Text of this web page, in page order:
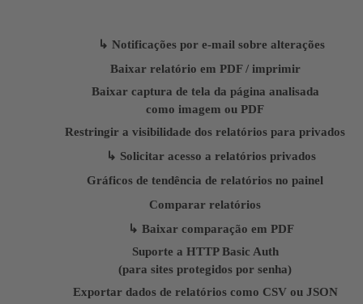
↳ Notificações por e-mail sobre alterações
Baixar relatório em PDF / imprimir
Baixar captura de tela da página analisada
como imagem ou PDF
Restringir a visibilidade dos relatórios para privados
↳ Solicitar acesso a relatórios privados
Gráficos de tendência de relatórios no painel
Comparar relatórios
↳ Baixar comparação em PDF
Suporte a HTTP Basic Auth
(para sites protegidos por senha)
Exportar dados de relatórios como CSV ou JSON